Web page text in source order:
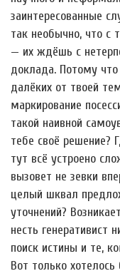
заинтересованные
так необычно, что с
— их ждёшь с
доклада. Потому
далёких от твоей
маркирование
такой наивной
тебе своё решение?
тут всё устроено
вызовет не зевки
целый шквал
уточнений?
несть генеративист
поиск истины и те,
Вот только